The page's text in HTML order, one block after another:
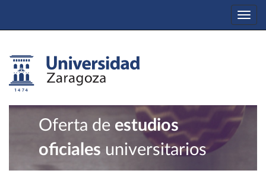
Oferta de estudios
oficiales universitarios